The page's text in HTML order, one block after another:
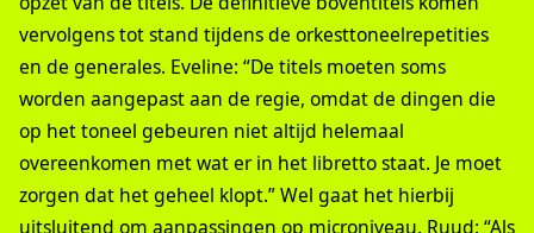
vervolgens tot stand tijdens de orkesttoneelrepetities
en de generales. Eveline: “De titels moeten soms
worden aangepast aan de regie, omdat de dingen die
op het toneel gebeuren niet altijd helemaal
overeenkomen met wat er in het libretto staat. Je moet
zorgen dat het geheel klopt.” Wel gaat het hierbij
uitsluitend om aanpassingen op microniveau. Ruud: “Als